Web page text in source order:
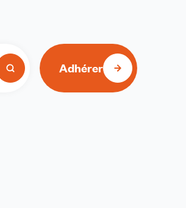
Adhérer